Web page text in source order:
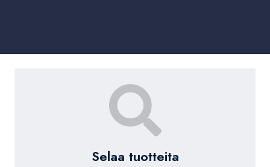
Selaa tuotteita